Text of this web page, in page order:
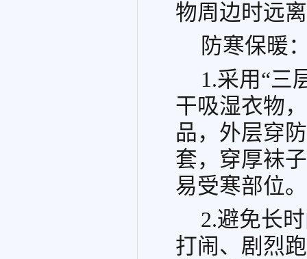
物周边时远
防寒保暖
1.采用“三
干吸湿衣物
品，外层穿
套，穿厚袜
易受寒部位。
2.避免长
打闹、剧烈